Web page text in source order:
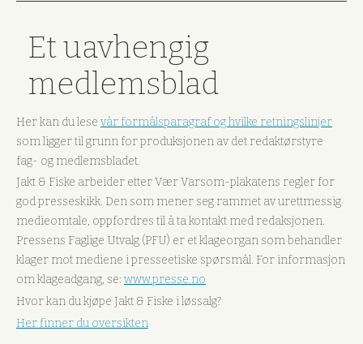
Et uavhengig
medlemsblad
Her kan du lese vår formålsparagraf og hvilke retningslinjer
som ligger til grunn for produksjonen av det redaktørstyre
fag- og medlemsbladet.
Jakt & Fiske arbeider etter Vær Varsom-plakatens regler for
god presseskikk. Den som mener seg rammet av urettmessig
medieomtale, oppfordres til å ta kontakt med redaksjonen.
Pressens Faglige Utvalg (PFU) er et klageorgan som behandler
klager mot mediene i presseetiske spørsmål. For informasjon
om klageadgang, se: www.presse.no
Hvor kan du kjøpe Jakt & Fiske i løssalg?
Her finner du oversikten